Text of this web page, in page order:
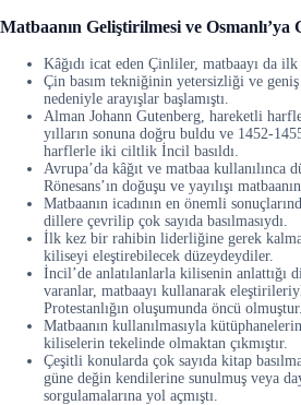
Matbaanın Geliştirilmesi ve Osmanlı’ya
Kâğıdı icat eden Çinliler, matbaayı da
Çin basım tekniğinin yetersizliği ve geniş
nedeniyle arayışlar başlamıştı.
Alman Johann Gutenberg, hareketli
yılların sonuna doğru buldu ve 1452-
harflerle iki ciltlik İncil basıldı.
Avrupa’da kâğıt ve matbaa kullanılınca
Rönesans’ın doğuşu ve yayılışı
Matbaanın icadının en önemli
dillere çevrilip çok sayıda basılmasıydı.
İlk kez bir rahibin liderliğine gerek
kiliseyi eleştirebilecek düzeydeydiler.
İncil’de anlatılanlarla kilisenin anlattığı
varanlar, matbaayı kullanarak
Protestanlığın oluşumunda öncü olmuştur.
Matbaanın kullanılmasıyla
kiliselerin tekelinde olmaktan çıkmıştır.
Çeşitli konularda çok sayıda kitap
güne değin kendilerine sunulmuş veya
sorgulamalarına yol açmıştı.